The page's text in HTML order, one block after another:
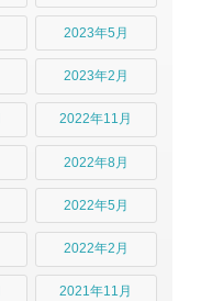
2023年5月
2023年2月
2022年11月
2022年8月
2022年5月
2022年2月
2021年11月